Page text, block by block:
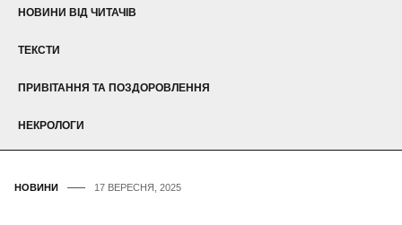
НОВИНИ ВІД ЧИТАЧІВ
ТЕКСТИ
ПРИВІТАННЯ ТА ПОЗДОРОВЛЕННЯ
НЕКРОЛОГИ
НОВИНИ 17 ВЕРЕСНЯ, 2025